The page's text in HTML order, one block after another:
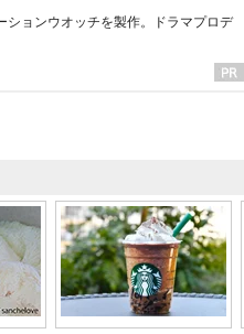
ションウオッチを製作。ドラマプロデ